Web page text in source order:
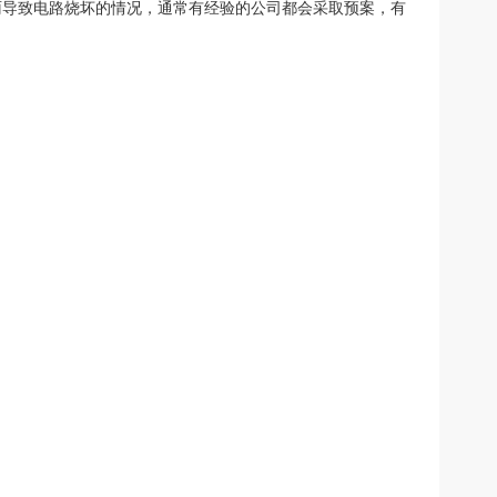
致电路烧坏的情况，通常有经验的公司都会采取预案，有